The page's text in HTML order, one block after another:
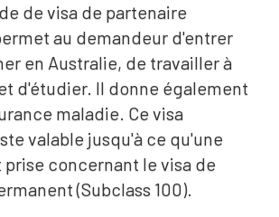
de visa de partenaire
au demandeur d'entrer
en Australie, de travailler à
d'étudier. Il donne également
maladie. Ce visa
valable jusqu'à ce qu'une
concernant le visa de
(Subclass 100).